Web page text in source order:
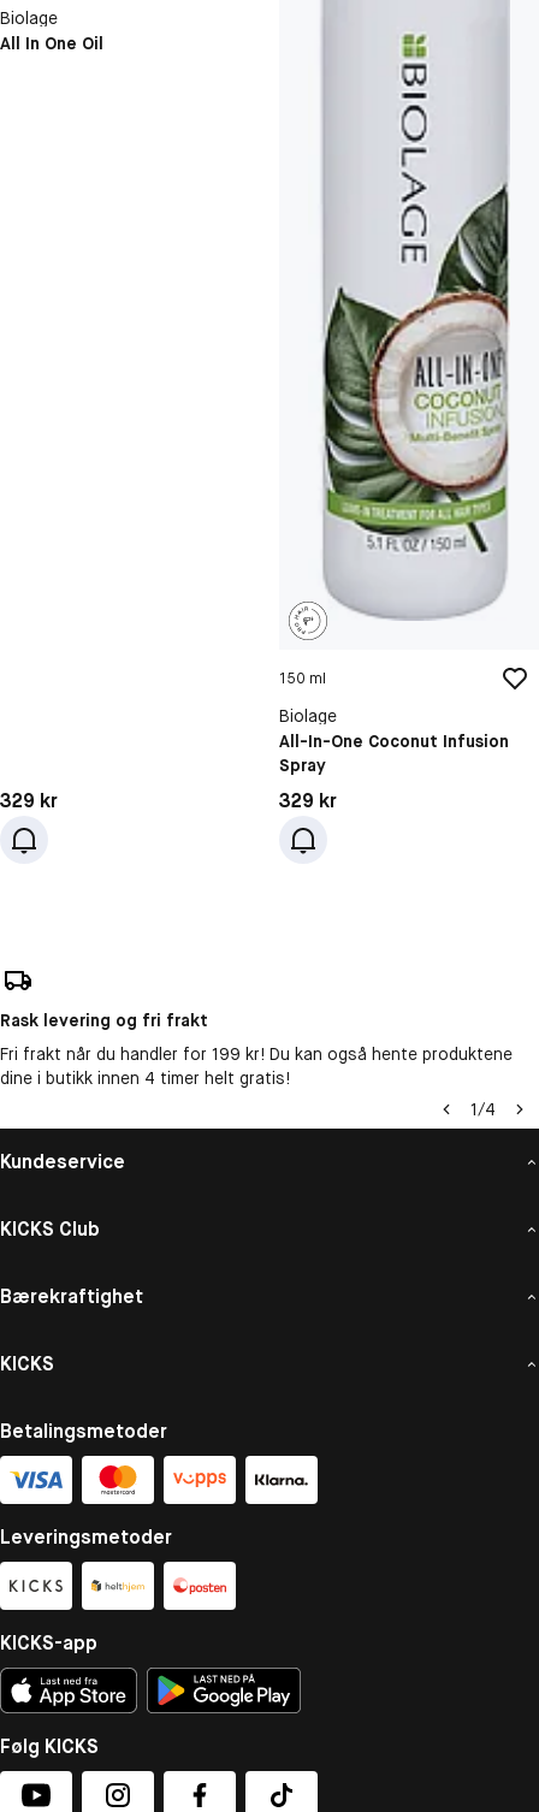
Biolage
All In One Oil
Pris: 329 kr
329 kr
150 ml
Biolage
All-In-One Coconut Infusion
Spray
Pris: 329 kr
329 kr
Rask levering og fri frakt
Fri frakt når du handler for 199 kr! Du kan også hente produktene
dine i butikk innen 4 timer helt gratis!
1/4
Kundeservice
KICKS Club
Bærekraftighet
KICKS
Betalingsmetoder
Leveringsmetoder
KICKS-app
Følg KICKS